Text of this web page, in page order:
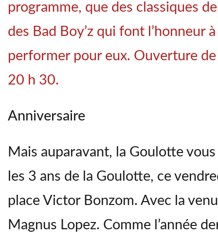
programme, que des classiques
des Bad Boy’z qui font l’honneur
performer pour eux. Ouverture
20 h 30.
Anniversaire
Mais auparavant, la Goulotte
les 3 ans de la Goulotte, ce
place Victor Bonzom. Avec la
Magnus Lopez. Comme l’année